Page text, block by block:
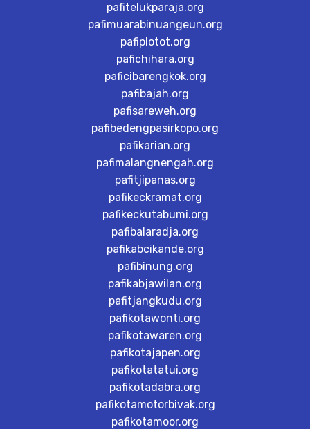
pafitelukparaja.org
pafimuarabinuangeun.org
pafiplotot.org
pafichihara.org
paficibarengkok.org
pafibajah.org
pafisareweh.org
pafibedengpasirkopo.org
pafikarian.org
pafimalangnengah.org
pafitjipanas.org
pafikeckramat.org
pafikeckutabumi.org
pafibalaradja.org
pafikabcikande.org
pafibinung.org
pafikabjawilan.org
pafitjangkudu.org
pafikotawonti.org
pafikotawaren.org
pafikotajapen.org
pafikotatatui.org
pafikotadabra.org
pafikotamotorbivak.org
pafikotamoor.org